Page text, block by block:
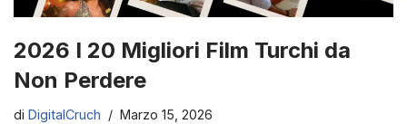
2026 I 20 Migliori Film Turchi da
Non Perdere
di DigitalCruch Marzo 15, 2026